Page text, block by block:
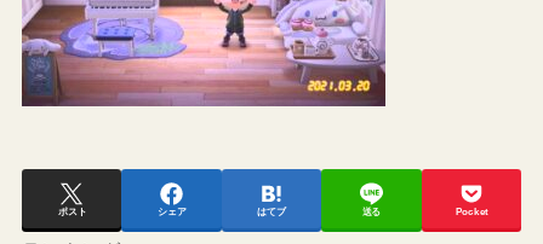
ポスト シェア はてブ 送る Pocket